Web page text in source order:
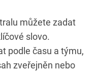
můžete zadat
slovo.
podle času a týmu,
zveřejněn nebo